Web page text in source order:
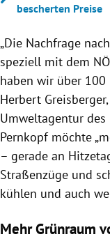
bescherten Preise
„Die Nachfrage
speziell mit dem
haben wir über 100
Herbert
Umweltagentur des
Pernkopf möchte
– gerade an
Straßenzüge und
kühlen und auch
Mehr Grünraum